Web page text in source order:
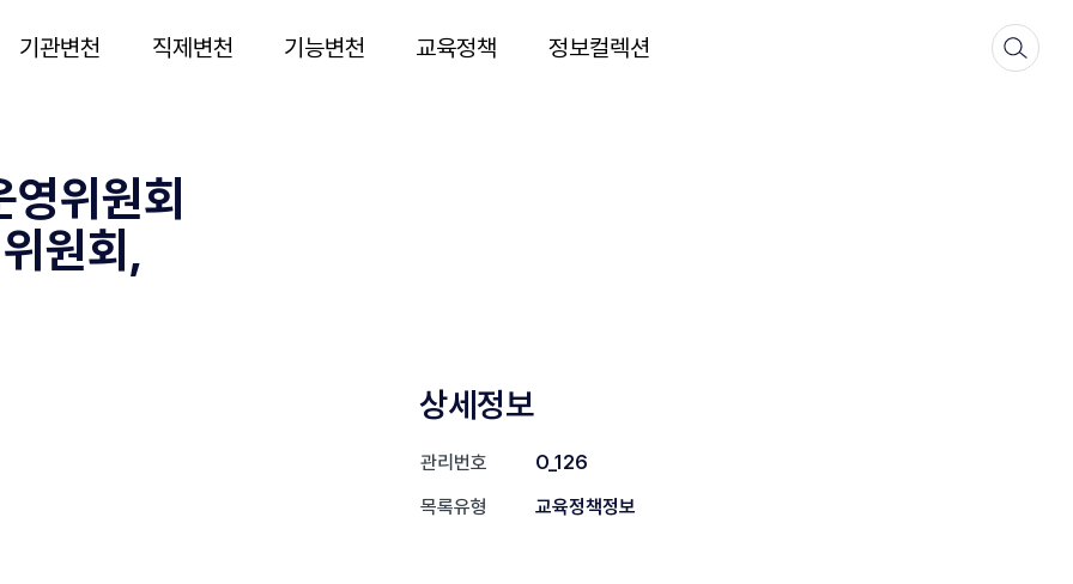
기관변천 직제변천 기능변천 교육정책 정보컬렉션
위원회
원회,
상세정보
관리번호
O_126
목록유형
교육정책정보